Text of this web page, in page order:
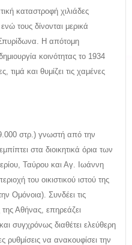
καταστροφή χιλιάδες
τους δίνονται μερικά
Η απότομη
κοινότητας το 1934
και θυμίζει τις χαμένες
στρ.) γνωστή από την
στα διοικητικά όρια των
Ταύρου και Αγ. Ιωάννη
του οικιστικού ιστού της
Ομόνοια). Συνδέει τις
της Αθήνας, επηρεάζει
συγχρόνως διαθέτει ελεύθερη
να ανακουφίσει την